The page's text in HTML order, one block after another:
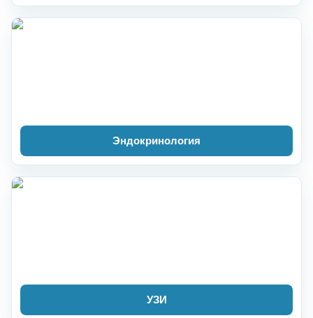
Эндокринология
УЗИ